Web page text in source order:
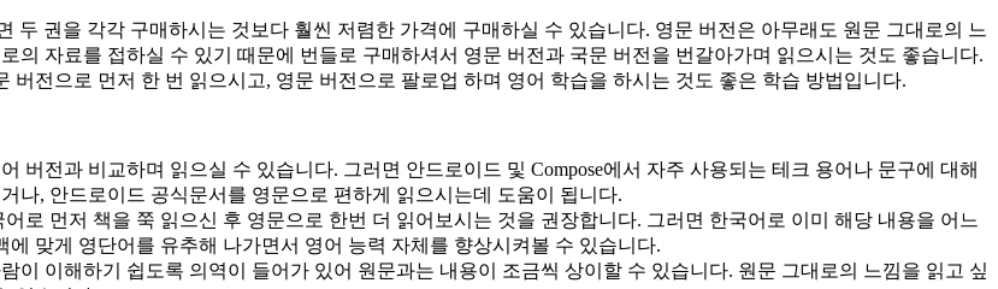
두 권을 각각 구매하시는 것보다 훨씬 저렴한 가격에 구매하실 수 있습니다. 영문 버전은 아무래도 원문 그대로의 느
의 자료를 접하실 수 있기 때문에 번들로 구매하셔서 영문 버전과 국문 버전을 번갈아가며 읽으시는 것도 좋습니다.
전으로 먼저 한 번 읽으시고, 영문 버전으로 팔로업 하며 영어 학습을 하시는 것도 좋은 학습 방법입니다.
버전과 비교하며 읽으실 수 있습니다. 그러면 안드로이드 및 Compose에서 자주 사용되는 테크 용어나 문구에 대해
나, 안드로이드 공식문서를 영문으로 편하게 읽으시는데 도움이 됩니다.
로 먼저 책을 쭉 읽으신 후 영문으로 한번 더 읽어보시는 것을 권장합니다. 그러면 한국어로 이미 해당 내용을 어느
맞게 영단어를 유추해 나가면서 영어 능력 자체를 향상시켜볼 수 있습니다.
이 이해하기 쉽도록 의역이 들어가 있어 원문과는 내용이 조금씩 상이할 수 있습니다. 원문 그대로의 느낌을 읽고 싶